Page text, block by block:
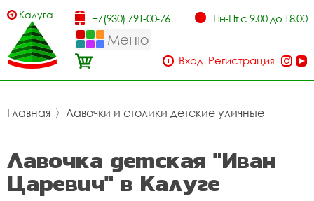
Калуга +7(930) 791-00-76 Пн-Пт с 9.00 до 18.00
Меню
Вход Регистрация
Главная 〉 Лавочки и столики детские уличные
Лавочка детская "Иван
Царевич" в Калуге